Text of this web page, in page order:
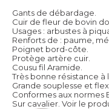
Gants de débardage.
Cuir de fleur de bovin
Usages : arbustes à
Renforts de : paume,
Poignet bord-côte.
Protège artère cuir.
Cousu fil Aramide.
Très bonne résistance à
Grande souplesse et
Conformes aux normes
Sur cavalier. Voir le